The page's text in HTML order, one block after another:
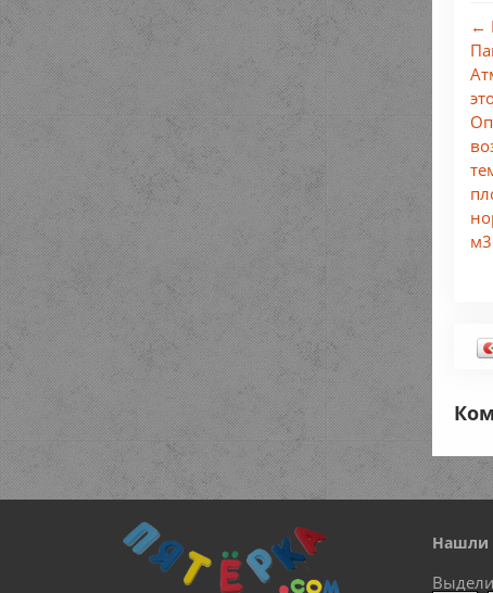
←
Нашли